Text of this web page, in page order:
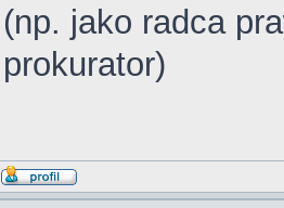
(np. jako radca
prokurator)